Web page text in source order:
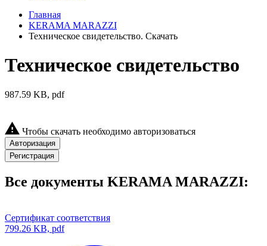
Главная
KERAMA MARAZZI
Техническое свидетельство. Скачать
Техническое свидетельство
987.59 KB, pdf
Чтобы скачать необходимо авторизоваться
Авторизация
Регистрация
Все документы KERAMA MARAZZI:
Сертификат соответствия
799.26 KB, pdf